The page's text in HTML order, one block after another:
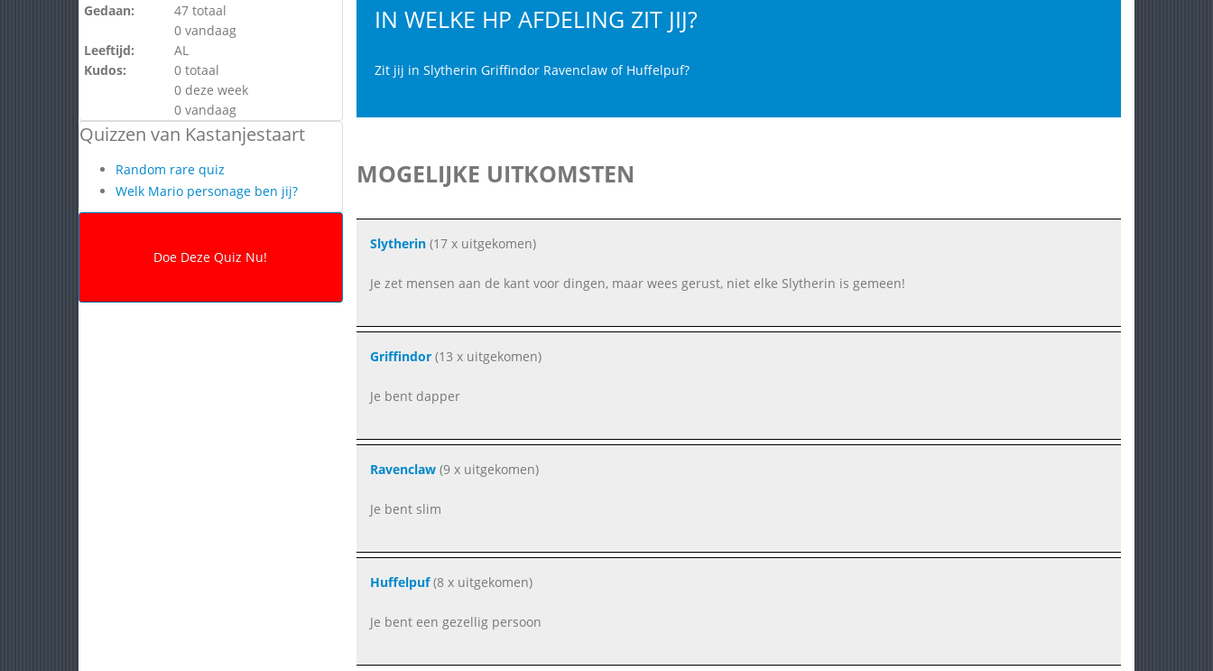
Gedaan:
47 totaal
0 vandaag
Leeftijd:
AL
Kudos:
0 totaal
0 deze week
0 vandaag
Quizzen van Kastanjestaart
Random rare quiz
Welk Mario personage ben jij?
IN WELKE HP AFDELING ZIT JIJ?
Zit jij in Slytherin Griffindor Ravenclaw of Huffelpuf?
MOGELIJKE UITKOMSTEN
Slytherin(17 x uitgekomen)
Je zet mensen aan de kant voor dingen, maar wees gerust, niet elke Slytherin is gemeen!
Griffindor(13 x uitgekomen)
Je bent dapper
Ravenclaw(9 x uitgekomen)
Je bent slim
Huffelpuf(8 x uitgekomen)
Je bent een gezellig persoon